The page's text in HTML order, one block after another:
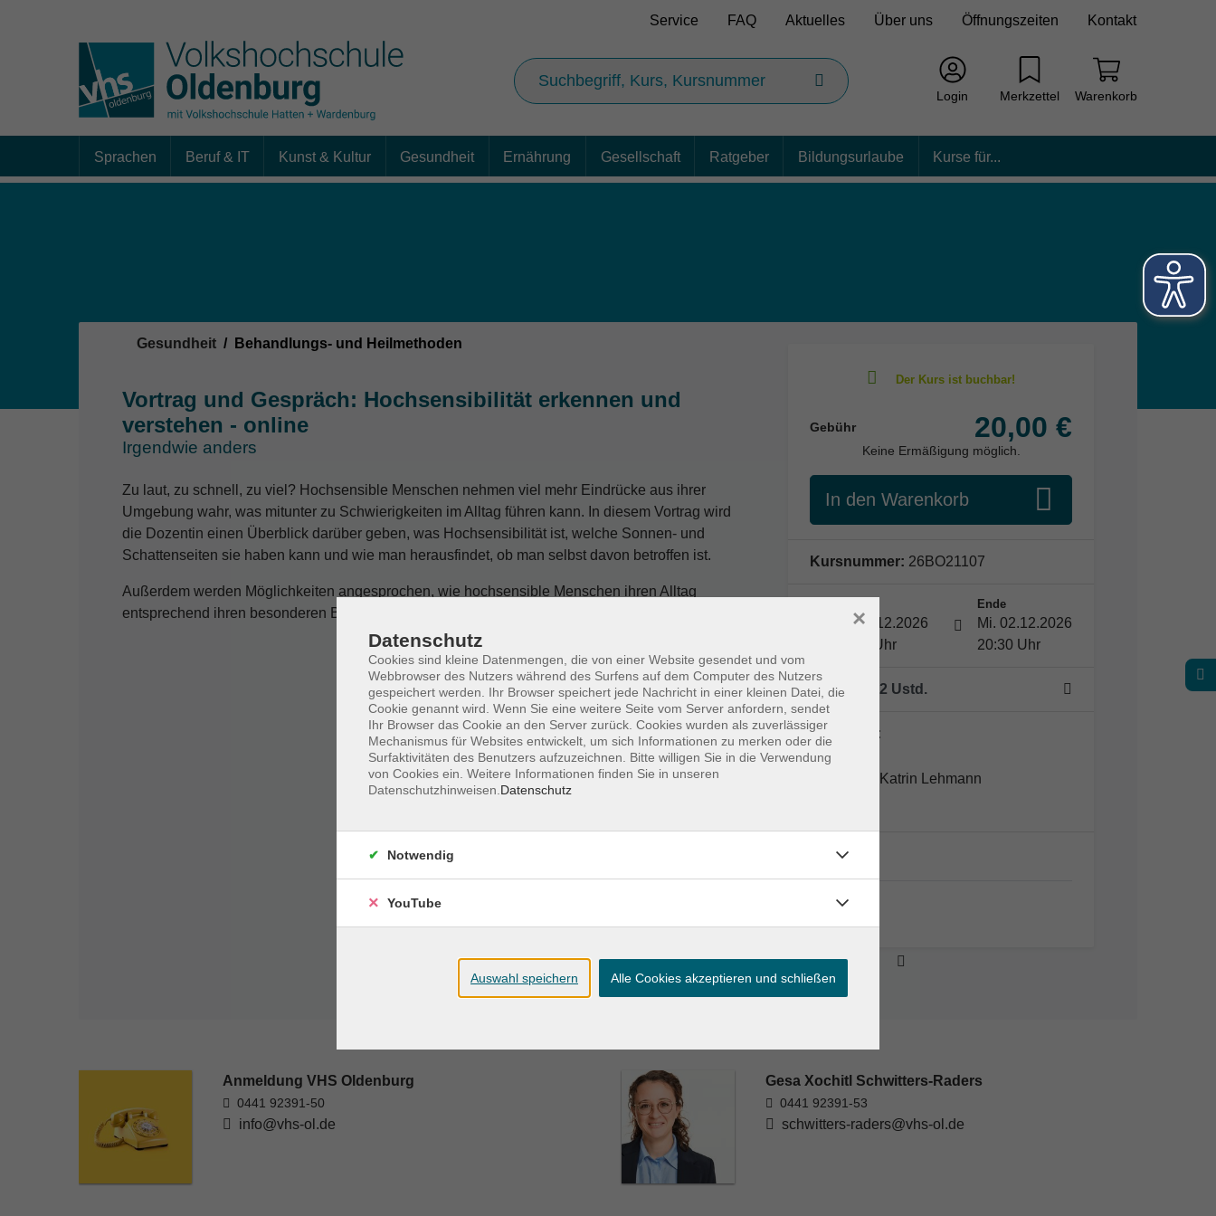
Service FAQ Aktuelles Über uns Öffnungszeiten Kontakt
Login Merkzettel Warenkorb
Sprachen Beruf & IT Kunst & Kultur Gesundheit Ernährung Gesellschaft Ratgeber Bildungsurlaube Kurse für...
Gesundheit Behandlungs- und Heilmethoden
Vortrag und Gespräch: Hochsensibilität erkennen und
verstehen - online
Irgendwie anders
Zu laut, zu schnell, zu viel? Hochsensible Menschen nehmen viel mehr Eindrücke aus ihrer
Umgebung wahr, was mitunter zu Schwierigkeiten im Alltag führen kann. In diesem Vortrag wird
die Dozentin einen Überblick darüber geben, was Hochsensibilität ist, welche Sonnen- und
Schattenseiten sie haben kann und wie man herausfindet, ob man selbst davon betroffen ist.
Außerdem werden Möglichkeiten angesprochen, wie hochsensible Menschen ihren Alltag
entsprechend ihren besonderen Bedürfnissen gestalten können.
Gebühr 20,00 €
Keine Ermäßigung möglich.
In den Warenkorb
Kursnummer: 26BO21107
Mi. 02.12.2026
19:00 Uhr
Ende
Mi. 02.12.2026
20:30 Uhr
1 Termin / 2 Ustd.
Dozent*in:
Katrin Lehmann
Online
Online
Anmeldung VHS Oldenburg
0441 92391-50
info@vhs-ol.de
Gesa Xochitl Schwitters-Raders
0441 92391-53
schwitters-raders@vhs-ol.de
Datenschutz
Cookies sind kleine Datenmengen, die von einer Website gesendet und vom
Webbrowser des Nutzers während des Surfens auf dem Computer des Nutzers
gespeichert werden. Ihr Browser speichert jede Nachricht in einer kleinen Datei, die
Cookie genannt wird. Wenn Sie eine weitere Seite vom Server anfordern, sendet
Ihr Browser das Cookie an den Server zurück. Cookies wurden als zuverlässiger
Mechanismus für Websites entwickelt, um sich Informationen zu merken oder die
Surfaktivitäten des Benutzers aufzuzeichnen. Bitte willigen Sie in die Verwendung
von Cookies ein. Weitere Informationen finden Sie in unseren
Datenschutzhinweisen. Datenschutz
×
Notwendig
YouTube
Auswahl speichern Alle Cookies akzeptieren und schließen